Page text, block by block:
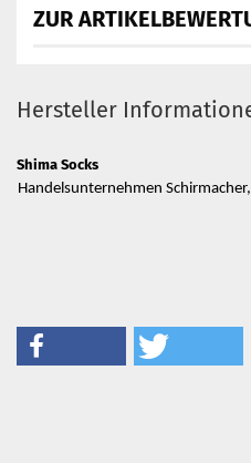
ZUR
Hersteller
Shima Socks
Handelsunternehmen